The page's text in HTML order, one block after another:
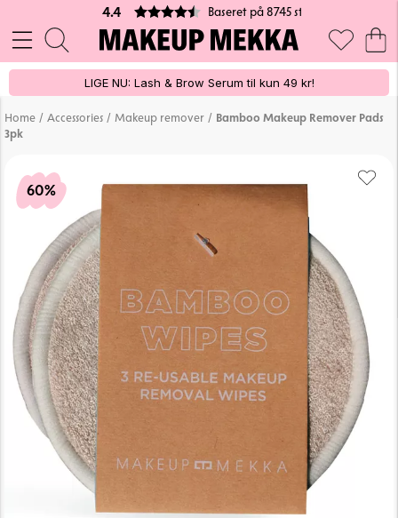
4.4 Baseret på 8745 stemmer
LIGE NU: Lash & Brow Serum til kun 49 kr!
Home / Accessories / Makeup remover / Bamboo Makeup Remover Pads
3pk
60%